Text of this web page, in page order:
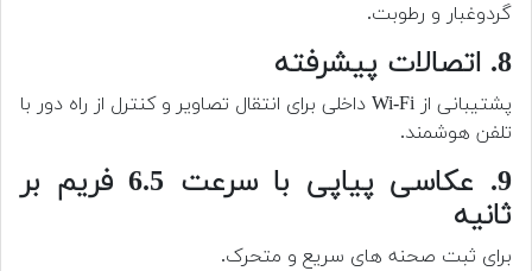
گردوغبار و رطوبت.
8. اتصالات پیشرفته
پشتیبانی از Wi-Fi داخلی برای انتقال تصاویر و کنترل از راه دور با
تلفن هوشمند.
9. عکاسی پیاپی با سرعت 6.5 فریم بر
ثانیه
برای ثبت صحنه های سریع و متحرک.